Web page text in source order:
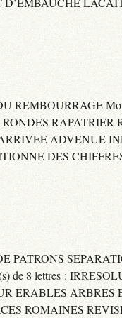
REMBOURRAGE
ADVENUE
DES
PATRONS
de 8 lettres :
ERABLES
ROMAINES